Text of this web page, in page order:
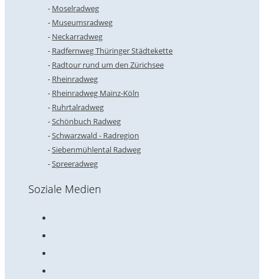
Moselradweg
Museumsradweg
Neckarradweg
Radfernweg Thüringer Städtekette
Radtour rund um den Zürichsee
Rheinradweg
Rheinradweg Mainz-Köln
Ruhrtalradweg
Schönbuch Radweg
Schwarzwald - Radregion
Siebenmühlental Radweg
Spreeradweg
Soziale Medien